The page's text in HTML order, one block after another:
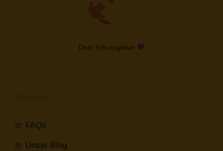
Dein Schutzgeber
FAQs
Unser Blog